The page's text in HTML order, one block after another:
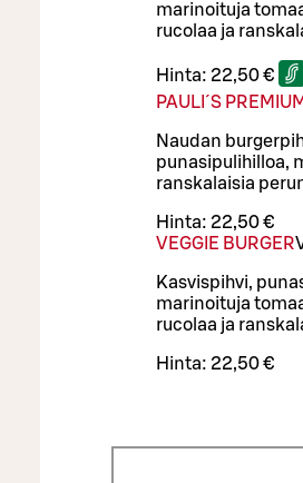
marinoituja
rucolaa ja
Hinta: 22,50 €
PAULI´S
Naudan
punasipulihilloa,
ranskalaisia
Hinta: 22,50 €
VEGGIE BURGER
Kasvispihvi,
marinoituja
rucolaa ja
Hinta: 22,50 €